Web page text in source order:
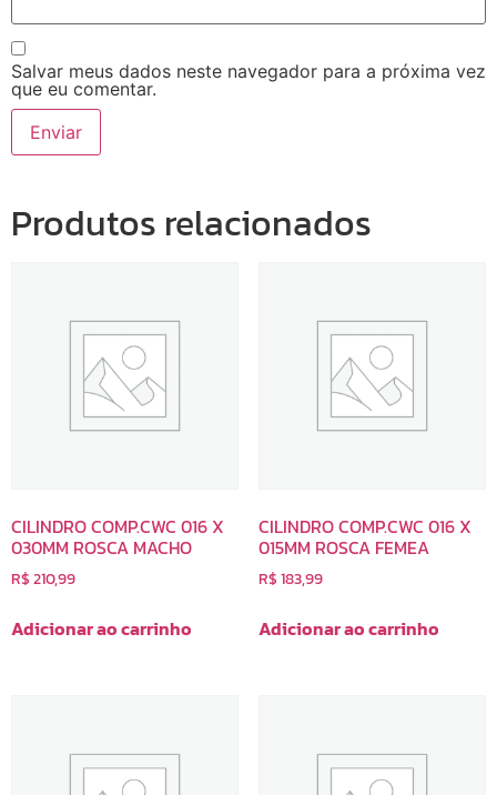
Salvar meus dados neste navegador para a próxima vez
que eu comentar.
Produtos relacionados
CILINDRO COMP.CWC 016 X
030MM ROSCA MACHO
R$210,99
Adicionar ao carrinho
CILINDRO COMP.CWC 016 X
015MM ROSCA FEMEA
R$183,99
Adicionar ao carrinho